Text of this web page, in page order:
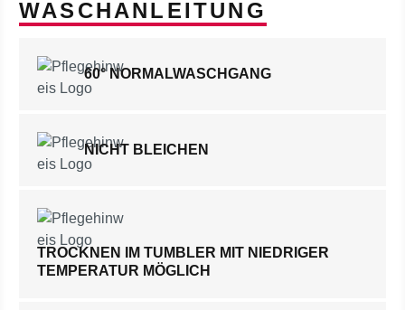
WASCHANLEITUNG
60° NORMALWASCHGANG
NICHT BLEICHEN
TROCKNEN IM TUMBLER MIT NIEDRIGER
TEMPERATUR MÖGLICH